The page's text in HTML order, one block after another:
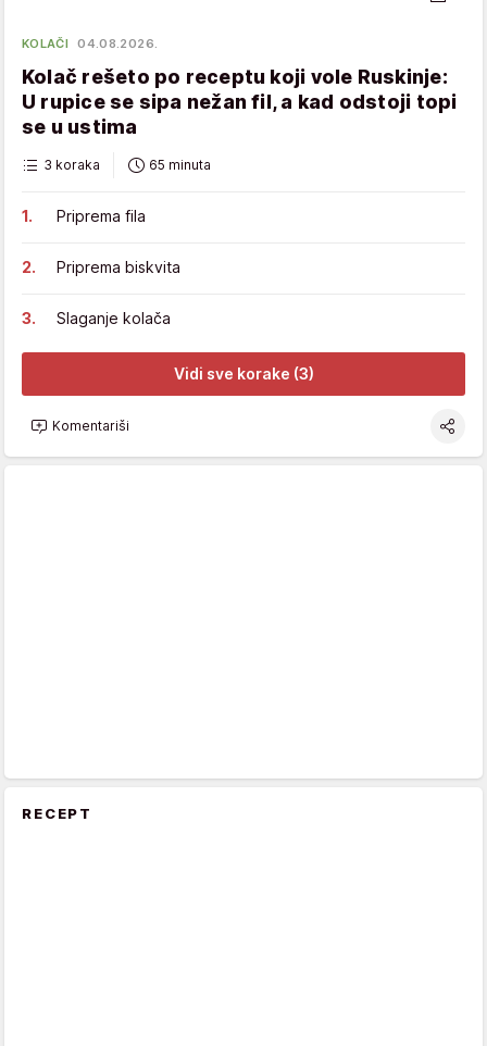
KOLAČI 04.08.2026.
Kolač rešeto po receptu koji vole Ruskinje:
U rupice se sipa nežan fil, a kad odstoji topi
se u ustima
3 koraka 65 minuta
Priprema fila
Priprema biskvita
Slaganje kolača
Vidi sve korake (3)
Komentariši
RECEPT